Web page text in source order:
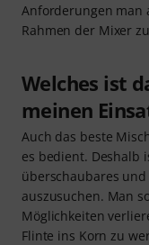
Anforderungen man
Rahmen der Mixer
Welches ist
meinen
Auch das beste
es bedient. Deshalb
überschaubares
auszusuchen. Man
Möglichkeiten
Flinte ins Korn zu